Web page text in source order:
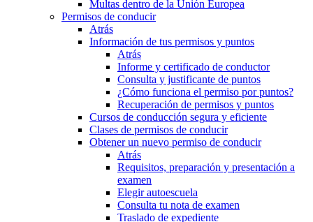
Multas dentro de la Unión Europea
Permisos de conducir
Atrás
Información de tus permisos y puntos
Atrás
Informe y certificado de conductor
Consulta y justificante de puntos
¿Cómo funciona el permiso por puntos?
Recuperación de permisos y puntos
Cursos de conducción segura y eficiente
Clases de permisos de conducir
Obtener un nuevo permiso de conducir
Atrás
Requisitos, preparación y presentación a
examen
Elegir autoescuela
Consulta tu nota de examen
Traslado de expediente